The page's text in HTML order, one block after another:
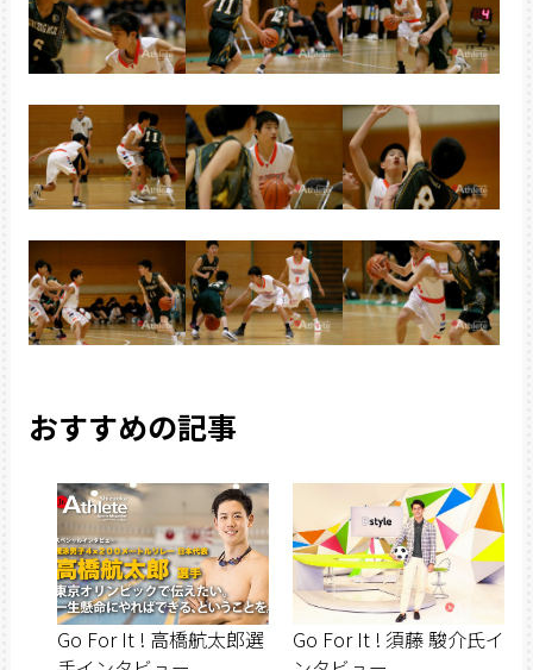
おすすめの記事
Go For It ! 高橋航太郎選
Go For It ! 須藤 駿介氏イ